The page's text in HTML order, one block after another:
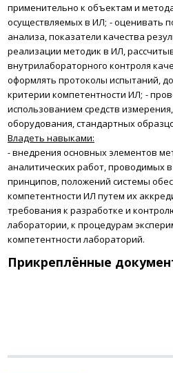
применительно к объектам и
осуществляемых в ИЛ; - оценивать
анализа, показатели качества
реализации методик в ИЛ,
внутрилабораторного контроля
оформлять протоколы испытаний,
критерии компетентности ИЛ; -
использованием средств
оборудования, стандартных
Владеть навыками:
- внедрения основных элементов
аналитических работ, проводимых
принципов, положений системы
компетентности ИЛ путем их
требования к разработке и
лаборатории, к процедурам
компетентности лабораторий.
Прикреплённые